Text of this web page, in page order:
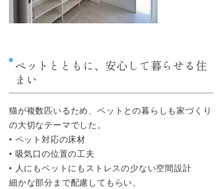
ペットとともに、安心して暮らせる住
まい
猫が複数匹いるため、ペットとの暮らしも家づくり
の大切なテーマでした。
• ペット対応の床材
• 吸気口の位置の工夫
• 人にもペットにもストレスの少ない空間設計
細かな部分まで配慮してもらい、